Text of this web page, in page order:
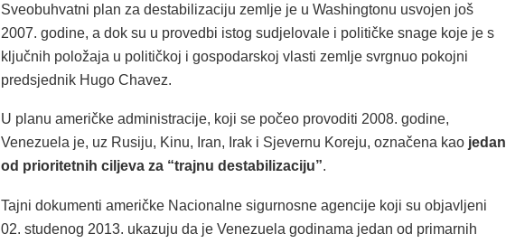
Sveobuhvatni plan za destabilizaciju zemlje je u Washingtonu usvojen još
2007. godine, a dok su u provedbi istog sudjelovale i političke snage koje je s
ključnih položaja u političkoj i gospodarskoj vlasti zemlje svrgnuo pokojni
predsjednik Hugo Chavez.
U planu američke administracije, koji se počeo provoditi 2008. godine,
Venezuela je, uz Rusiju, Kinu, Iran, Irak i Sjevernu Koreju, označena kao jedan
od prioritetnih ciljeva za “trajnu destabilizaciju”.
Tajni dokumenti američke Nacionalne sigurnosne agencije koji su objavljeni
02. studenog 2013. ukazuju da je Venezuela godinama jedan od primarnih